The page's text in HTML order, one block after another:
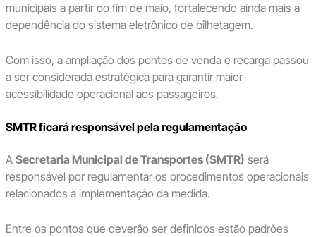
municipais a partir do fim de maio, fortalecendo ainda mais a
dependência do sistema eletrônico de bilhetagem.
Com isso, a ampliação dos pontos de venda e recarga passou
a ser considerada estratégica para garantir maior
acessibilidade operacional aos passageiros.
SMTR ficará responsável pela regulamentação
A Secretaria Municipal de Transportes (SMTR) será
responsável por regulamentar os procedimentos operacionais
relacionados à implementação da medida.
Entre os pontos que deverão ser definidos estão padrões